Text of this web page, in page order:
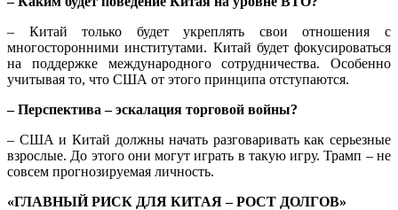
– Китай только будет укреплять свои отношения с
многосторонними институтами. Китай будет фокусироваться
на поддержке международного сотрудничества. Особенно
учитывая то, что США от этого принципа отступаются.
– Перспектива – эскалация торговой войны?
– США и Китай должны начать разговаривать как серьезные
взрослые. До этого они могут играть в такую игру. Трамп – не
совсем прогнозируемая личность.
«ГЛАВНЫЙ РИСК ДЛЯ КИТАЯ – РОСТ ДОЛГОВ»